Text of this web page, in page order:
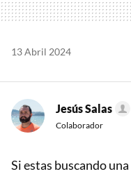
13 Abril 2024
Jesús Salas
Colaborador
Si estas buscando una